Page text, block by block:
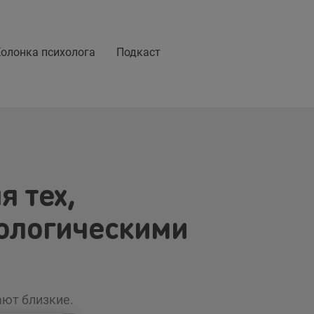
психолога Подкаст
тех,
близкие.